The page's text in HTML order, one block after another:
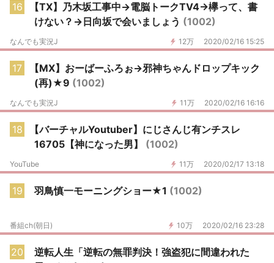
16
【TX】乃木坂工事中→電脳トークTV4→欅って、書
けない？→日向坂で会いましょう (1002)
12万 2020/02/16 15:25
なんでも実況J
17
【MX】おーばーふろぉ→邪神ちゃんドロップキック
(再)★9 (1002)
11万 2020/02/16 16:16
なんでも実況J
18
【バーチャルYoutuber】にじさんじ有ンチスレ
16705【神になった男】 (1002)
11万 2020/02/17 13:18
YouTube
19 羽鳥慎一モーニングショー★1 (1002)
10万 2020/02/16 23:28
番組ch(朝日)
20
逆転人生「逆転の無罪判決！強盗犯に間違われた